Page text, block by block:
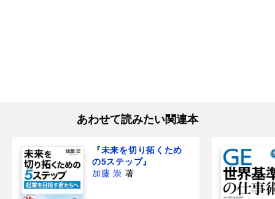
あわせて読みたい関連本
『未来を切り拓くため
の5ステップ』
加藤 崇 著